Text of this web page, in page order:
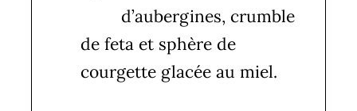
d’aubergines, crumble
de feta et sphère de
courgette glacée au miel.